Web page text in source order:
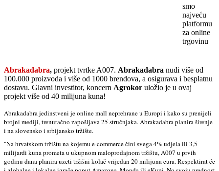
smo
najveću
platformu
za online
trgovinu
Abrakadabra, projekt tvrtke A007. Abrakadabra nudi više od
100.000 proizvoda i više od 1000 brendova, a osigurava i besplatnu
dostavu. Glavni investitor, koncern Agrokor uložio je u ovaj
projekt više od 40 milijuna kuna!
Abrakadabra jedinstveni je online mall neprehrane u Europi i kako su prenijeli
brojni mediji, trenutačno zapošljava 25 stručnjaka. Abrakadabra planira širenje
i na slovensko i srbijansko tržište.
"Na hrvatskom tržištu na kojemu e-commerce čini svega 4% udjela ili 3,5
milijardi kuna prometa u ukupnom maloprodajnom tržištu, A007 u prvih
godinu dana planira uzeti tržišni kolač vrijedan 20 milijuna eura. Respektirat će